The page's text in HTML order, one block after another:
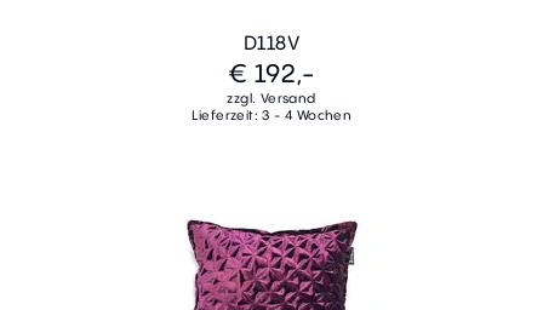
D118V
€ 192,-
zzgl. Versand
Lieferzeit: 3 - 4 Wochen